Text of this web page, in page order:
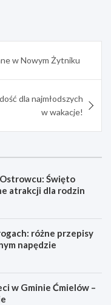
w Nowym Żytniku
dla najmłodszych
w wakacje!
Święto
atrakcji dla rodzin
różne przepisy
napędzie
w Gminie Ćmielów –